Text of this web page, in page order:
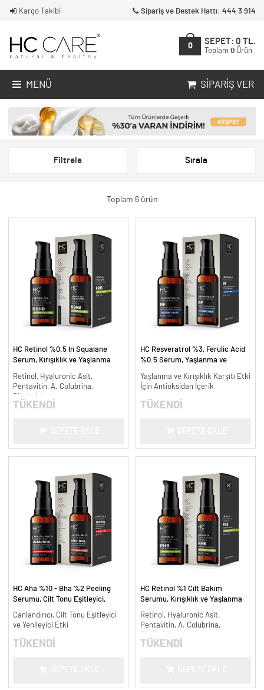
Kargo Takibi Sipariş ve Destek Hattı: 444 3 914
0
SEPET: 0 TL.
Toplam 0 Ürün
MENÜ SIPARIŞ VER
Filtrele Sırala
Toplam 6 ürün
HC Retinol %0.5 In Squalane
Serum, Kırışıklık ve Yaşlanma
Retinol, Hyaluronic Asit,
Pentavitin, A. Colubrina,
Bisabolol
TÜKENDİ
HC Resveratrol %3, Ferulic Acid
%0.5 Serum, Yaşlanma ve
Yaşlanma ve Kırışıklık Karşıtı Etki
İçin Antioksidan İçerik
TÜKENDİ
HC Aha %10 - Bha %2 Peeling
Serumu, Cilt Tonu Eşitleyici,
Canlandırıcı, Cilt Tonu Eşitleyici
ve Yenileyici Etki
TÜKENDİ
HC Retinol %1 Cilt Bakım
Serumu, Kırışıklık ve Yaşlanma
Retinol, Hyaluronic Asit,
Pentavitin, A. Colubrina,
TÜKENDİ